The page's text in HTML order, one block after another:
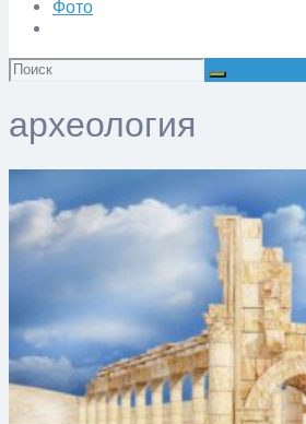
Фото
Искать:
археология